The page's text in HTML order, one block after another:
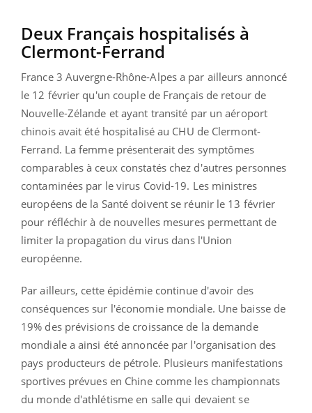
Deux Français hospitalisés à
Clermont-Ferrand
France 3 Auvergne-Rhône-Alpes a par ailleurs annoncé
le 12 février qu'un couple de Français de retour de
Nouvelle-Zélande et ayant transité par un aéroport
chinois avait été hospitalisé au CHU de Clermont-
Ferrand. La femme présenterait des symptômes
comparables à ceux constatés chez d'autres personnes
contaminées par le virus Covid-19. Les ministres
européens de la Santé doivent se réunir le 13 février
pour réfléchir à de nouvelles mesures permettant de
limiter la propagation du virus dans l'Union
européenne.
Par ailleurs, cette épidémie continue d'avoir des
conséquences sur l'économie mondiale. Une baisse de
19% des prévisions de croissance de la demande
mondiale a ainsi été annoncée par l'organisation des
pays producteurs de pétrole. Plusieurs manifestations
sportives prévues en Chine comme les championnats
du monde d'athlétisme en salle qui devaient se